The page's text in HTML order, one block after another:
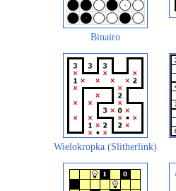
Binairo
Wielokropka (Slitherlink)